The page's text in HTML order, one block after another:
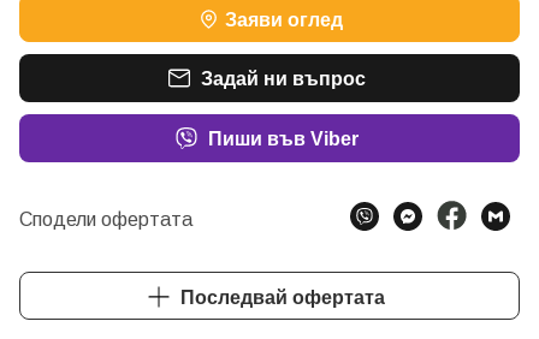
Заяви оглед
Задай ни въпрос
Пиши във Viber
Сподели офертата
Последвай офертата